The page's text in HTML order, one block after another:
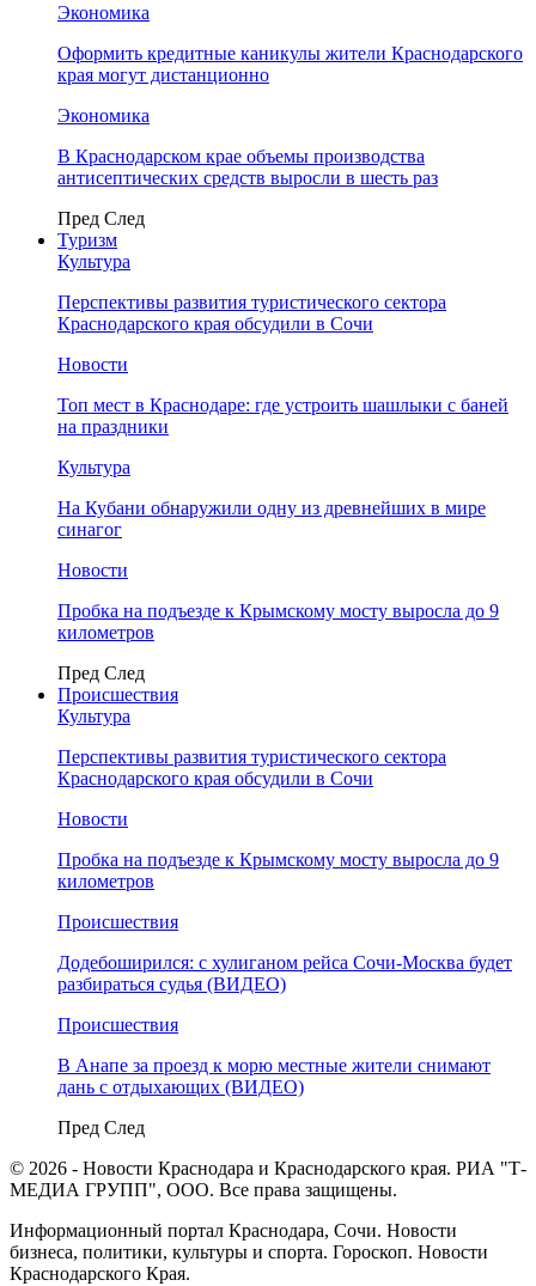
Экономика
Оформить кредитные каникулы жители Краснодарского
края могут дистанционно
Экономика
В Краснодарском крае объемы производства
антисептических средств выросли в шесть раз
Пред След
Туризм
Культура
Перспективы развития туристического сектора
Краснодарского края обсудили в Сочи
Новости
Топ мест в Краснодаре: где устроить шашлыки с баней
на праздники
Культура
На Кубани обнаружили одну из древнейших в мире
синагог
Новости
Пробка на подъезде к Крымскому мосту выросла до 9
километров
Пред След
Происшествия
Культура
Перспективы развития туристического сектора
Краснодарского края обсудили в Сочи
Новости
Пробка на подъезде к Крымскому мосту выросла до 9
километров
Происшествия
Додебоширился: с хулиганом рейса Сочи-Москва будет
разбираться судья (ВИДЕО)
Происшествия
В Анапе за проезд к морю местные жители снимают
дань с отдыхающих (ВИДЕО)
Пред След
© 2026 - Новости Краснодара и Краснодарского края. РИА "Т-
МЕДИА ГРУПП", ООО. Все права защищены.
Информационный портал Краснодара, Сочи. Новости
бизнеса, политики, культуры и спорта. Гороскоп. Новости
Краснодарского Края.